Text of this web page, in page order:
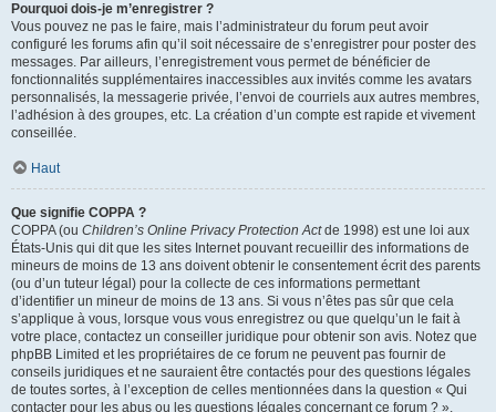
Pourquoi dois-je m’enregistrer ?
Vous pouvez ne pas le faire, mais l’administrateur du forum peut avoir
configuré les forums afin qu’il soit nécessaire de s’enregistrer pour poster des
messages. Par ailleurs, l’enregistrement vous permet de bénéficier de
fonctionnalités supplémentaires inaccessibles aux invités comme les avatars
personnalisés, la messagerie privée, l’envoi de courriels aux autres membres,
l’adhésion à des groupes, etc. La création d’un compte est rapide et vivement
conseillée.
Haut
Que signifie COPPA ?
COPPA (ou Children’s Online Privacy Protection Actde 1998) est une loi aux
États-Unis qui dit que les sites Internet pouvant recueillir des informations de
mineurs de moins de 13 ans doivent obtenir le consentement écrit des parents
(ou d’un tuteur légal) pour la collecte de ces informations permettant
d’identifier un mineur de moins de 13 ans. Si vous n’êtes pas sûr que cela
s’applique à vous, lorsque vous vous enregistrez ou que quelqu’un le fait à
votre place, contactez un conseiller juridique pour obtenir son avis. Notez que
phpBB Limited et les propriétaires de ce forum ne peuvent pas fournir de
conseils juridiques et ne sauraient être contactés pour des questions légales
de toutes sortes, à l’exception de celles mentionnées dans la question « Qui
contacter pour les abus ou les questions légales concernant ce forum ? ».